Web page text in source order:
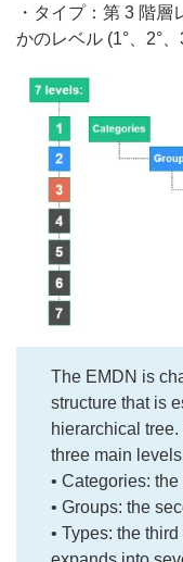
・タイプ：第 3 階
かのレベル (1°、2°
The EMDN is
structure that is
hierarchical
three main
• Categories:
• Groups: the
• Types: the